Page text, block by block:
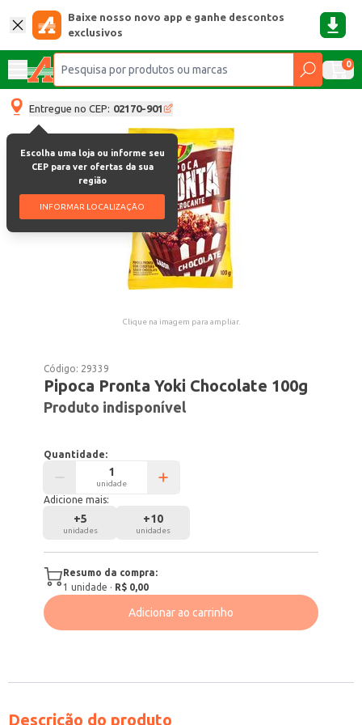
Baixe nosso novo app e ganhe descontos
exclusivos
0
Entregue no CEP: 02170-901
Escolha uma loja ou informe seu
CEP para ver ofertas da sua
região
INFORMAR LOCALIZAÇÃO
Clique na imagem para ampliar.
Código: 29339
Pipoca Pronta Yoki Chocolate 100g
Produto indisponível
Quantidade:
unidade
Adicione mais:
+5
unidades
+10
unidades
Resumo da compra:
1 unidade · R$ 0,00
Adicionar ao carrinho
Descrição do produto